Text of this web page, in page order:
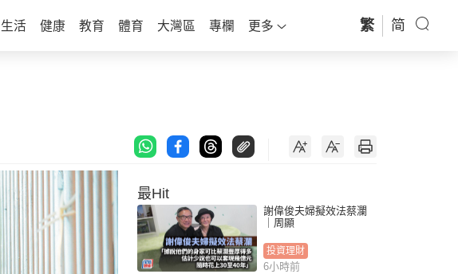
生活 健康 教育 體育 大灣區 專欄 更多 繁 简
最Hit
謝偉俊夫婦擬效法蔡瀾
｜周顯
投資理財
6小時前